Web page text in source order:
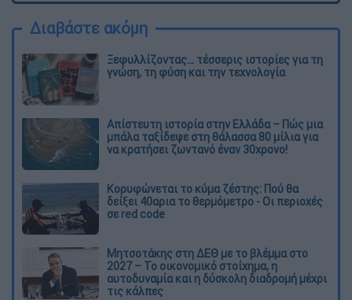
Διαβάστε ακόμη
Ξεφυλλίζοντας... τέσσερις ιστορίες για τη
γνώση, τη φύση και την τεχνολογία
Απίστευτη ιστορία στην Ελλάδα – Πώς μια
μπάλα ταξίδεψε στη θάλασσα 80 μίλια για
να κρατήσει ζωντανό έναν 30χρονο!
Κορυφώνεται το κύμα ζέστης: Πού θα
δείξει 40αρια το θερμόμετρο - Οι περιοχές
σε red code
Μητσοτάκης στη ΔΕΘ με το βλέμμα στο
2027 – Το οικονομικό στοίχημα, η
αυτοδυναμία και η δύσκολη διαδρομή μέχρι
τις κάλπες